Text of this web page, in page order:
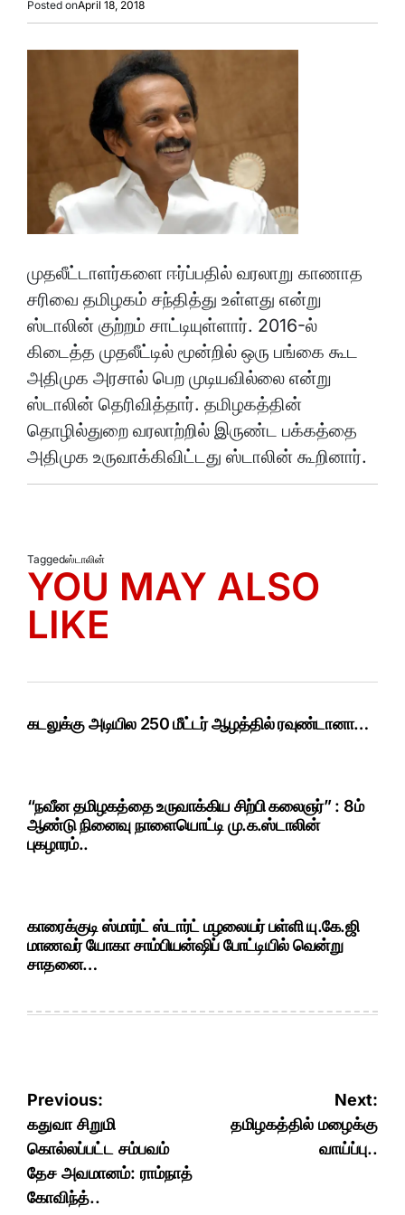
Posted onApril 18, 2018
முதலீட்டாளர்களை ஈர்ப்பதில் வரலாறு காணாத
சரிவை தமிழகம் சந்தித்து உள்ளது என்று
ஸ்டாலின் குற்றம் சாட்டியுள்ளார். 2016-ல்
கிடைத்த முதலீட்டில் மூன்றில் ஒரு பங்கை கூட
அதிமுக அரசால் பெற முடியவில்லை என்று
ஸ்டாலின் தெரிவித்தார். தமிழகத்தின்
தொழில்துறை வரலாற்றில் இருண்ட பக்கத்தை
அதிமுக உருவாக்கிவிட்டது ஸ்டாலின் கூறினார்.
Taggedஸ்டாலின்
YOU MAY ALSO
LIKE
கடலுக்கு அடியில 250 மீட்டர் ஆழத்தில் ரவுண்டானா…
“நவீன தமிழகத்தை உருவாக்கிய சிற்பி கலைஞர்” : 8ம்
ஆண்டு நினைவு நாளையொட்டி மு.க.ஸ்டாலின்
புகழாரம்..
காரைக்குடி ஸ்மார்ட் ஸ்டார்ட் மழலையர் பள்ளி யு.கே.ஜி
மாணவர் யோகா சாம்பியன்ஷிப் போட்டியில் வென்று
சாதனை…
Post
navigation
Previous:
கதுவா சிறுமி
கொல்லப்பட்ட சம்பவம்
தேச அவமானம்: ராம்நாத்
கோவிந்த்..
Next:
தமிழகத்தில் மழைக்கு
வாய்ப்பு..